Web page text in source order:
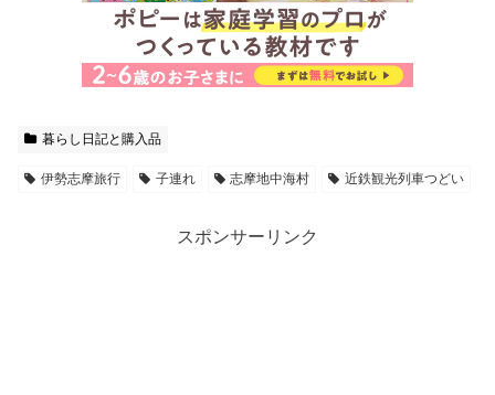
暮らし日記と購入品
伊勢志摩旅行 子連れ 志摩地中海村 近鉄観光列車つどい
スポンサーリンク